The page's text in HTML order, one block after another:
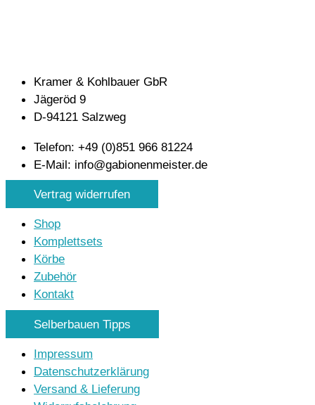
Kramer & Kohlbauer GbR
Jägeröd 9
D-94121 Salzweg
Telefon: +49 (0)851 966 81224
E-Mail: info@gabionenmeister.de
Vertrag widerrufen
Shop
Komplettsets
Körbe
Zubehör
Kontakt
Selberbauen Tipps
Impressum
Datenschutzerklärung
Versand & Lieferung